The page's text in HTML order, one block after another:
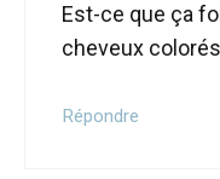
Est-ce que ça
cheveux
Répondre